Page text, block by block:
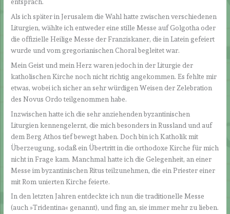
Als ich später in Jerusalem die Wahl hatte zwischen verschiedenen
Liturgien, wählte ich entweder eine stille Messe auf Golgotha oder
die offizielle Heilige Messe der Franziskaner, die in Latein gefeiert
wurde und vom gregorianischen Choral begleitet war.
Mein Geist und mein Herz waren jedoch in der Liturgie der
katholischen Kirche noch nicht richtig angekommen. Es fehlte mir
etwas, wobei ich sicher an sehr würdigen Weisen der Zelebration
des Novus Ordo teilgenommen habe.
Inzwischen hatte ich die sehr anziehenden byzantinischen
Liturgien kennengelernt, die mich besonders in Russland und auf
dem Berg Athos tief bewegt haben. Doch bin ich Katholik mit
Überzeugung, sodaß ein Übertritt in die orthodoxe Kirche für mich
nicht in Frage kam. Manchmal hatte ich die Gelegenheit, an einer
Messe im byzantinischen Ritus teilzunehmen, die ein Priester einer
mit Rom unierten Kirche feierte.
In den letzten Jahren entdeckte ich nun die traditionelle Messe
(auch »Tridentina« genannt), und fing an, sie immer mehr zu lieben.